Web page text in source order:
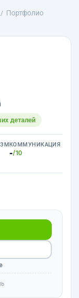
Портфолио
деталей
КОММУНИКАЦИЯ
-/10